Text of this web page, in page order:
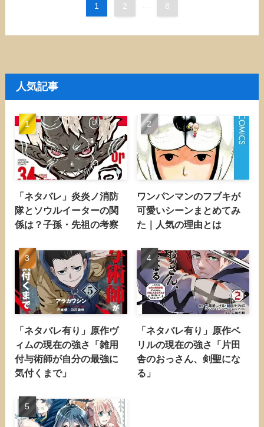
1 2 8
人気記事
「ネタバレ」炎炎ノ消防
隊とソウルイーターの関
係は？子孫・先祖の考察
ワンパンマンのフブキが
可愛いシーンまとめてみ
た｜人気の理由とは
「ネタバレ有り」原作ヴ
ィムの現在の強さ「雑用
付与術師が自分の最強に
気付くまで」
「ネタバレ有り」原作ベ
リルの現在の強さ「片田
舎のおっさん、剣聖にな
る」